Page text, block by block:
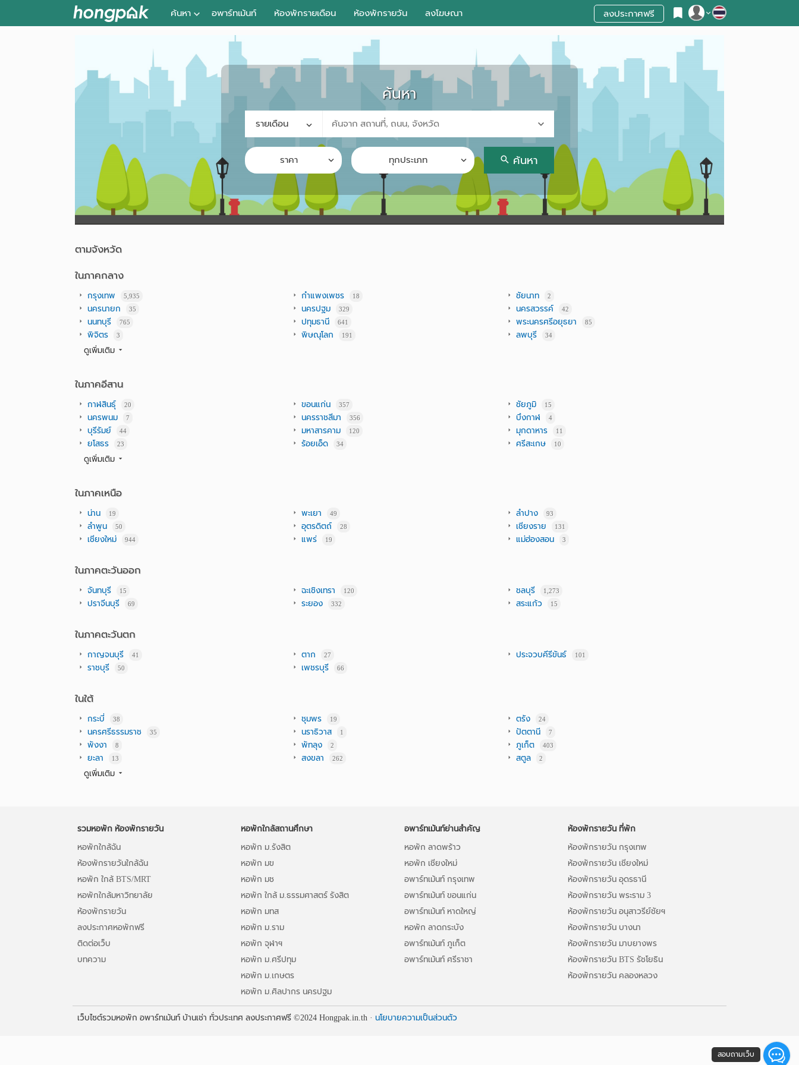
เข้าสู่ระบบ
ค้นหา
ค้นจากสถานีรถไฟฟ้า
ค้นจากสถานศึกษา
ค้นจากแผนที่
ค้นแบบละเอียด
อพาร์ทเม้นท์ ห้องพักรายเดือน ห้องพักรายวัน ลงโฆษณา ลงประกาศฟรี
ค้นหา
รายเดือน
อพาร์ทเม้นท์ ใกล้ฉัน
ค้นจากสถานีรถไฟฟ้า
ค้นตามจังหวัด
ราคา
-
ทุกประเภท ค้นหา
ตามจังหวัด
ในภาคกลาง
กรุงเทพ 5,935 กำแพงเพชร 18 ชัยนาท 2
นครนายก 35 นครปฐม 329 นครสวรรค์ 42
นนทบุรี 765 ปทุมธานี 641 พระนครศรีอยุธยา 85
พิจิตร 3 พิษณุโลก 191 ลพบุรี 34
ดูเพิ่มเติม
ในภาคอีสาน
กาฬสินธุ์ 20 ขอนแก่น 357 ชัยภูมิ 15
นครพนม 7 นครราชสีมา 356 บึงกาฬ 4
บุรีรัมย์ 44 มหาสารคาม 120 มุกดาหาร 11
ยโสธร 23 ร้อยเอ็ด 34 ศรีสะเกษ 10
ดูเพิ่มเติม
ในภาคเหนือ
น่าน 19 พะเยา 49 ลำปาง 93
ลำพูน 50 อุตรดิตถ์ 28 เชียงราย 131
เชียงใหม่ 944 แพร่ 19 แม่ฮ่องสอน 3
ในภาคตะวันออก
จันทบุรี 15 ฉะเชิงเทรา 120 ชลบุรี 1,273
ปราจีนบุรี 69 ระยอง 332 สระแก้ว 15
ในภาคตะวันตก
กาญจนบุรี 41 ตาก 27 ประจวบคีรีขันธ์ 101
ราชบุรี 50 เพชรบุรี 66
ในใต้
กระบี่ 38 ชุมพร 19 ตรัง 24
นครศรีธรรมราช 35 นราธิวาส 1 ปัตตานี 7
พังงา 8 พัทลุง 2 ภูเก็ต 403
ยะลา 13 สงขลา 262 สตูล 2
ดูเพิ่มเติม
รวมหอพัก ห้องพักรายวัน
หอพักใกล้ฉัน
ห้องพักรายวันใกล้ฉัน
หอพัก ใกล้ BTS/MRT
หอพักใกล้มหาวิทยาลัย
ห้องพักรายวัน
ลงประกาศหอพักฟรี
ติดต่อเว็บ
บทความ
หอพักใกล้สถานศึกษา
หอพัก ม.รังสิต
หอพัก มข
หอพัก มช
หอพัก ใกล้ ม.ธรรมศาสตร์ รังสิต
หอพัก มทส
หอพัก ม.ราม
หอพัก จุฬาฯ
หอพัก ม.ศรีปทุม
หอพัก ม.เกษตร
หอพัก ม.ศิลปากร นครปฐม
อพาร์ทเม้นท์ย่านสำคัญ
หอพัก ลาดพร้าว
หอพัก เชียงใหม่
อพาร์ทเม้นท์ กรุงเทพ
อพาร์ทเม้นท์ ขอนแก่น
อพาร์ทเม้นท์ หาดใหญ่
หอพัก ลาดกระบัง
อพาร์ทเม้นท์ ภูเก็ต
อพาร์ทเม้นท์ ศรีราชา
ห้องพักรายวัน ที่พัก
ห้องพักรายวัน กรุงเทพ
ห้องพักรายวัน เชียงใหม่
ห้องพักรายวัน อุดรธานี
ห้องพักรายวัน พระราม 3
ห้องพักรายวัน อนุสาวรีย์ชัยฯ
ห้องพักรายวัน บางนา
ห้องพักรายวัน มาบยางพร
ห้องพักรายวัน BTS รัชโยธิน
ห้องพักรายวัน คลองหลวง
เว็บไซต์รวมหอพัก อพาร์ทเม้นท์ บ้านเช่า ทั่วประเทศ ลงประกาศฟรี ©2024 Hongpak.in.th · นโยบายความเป็นส่วนตัว
สอบถามเว็บ